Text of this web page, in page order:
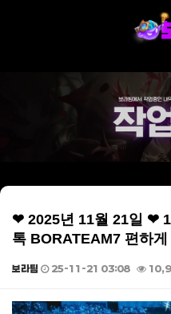
❤ 2025년 11월 21일 ❤
톡 BORATEAM7 편하
보라팀 25-11-21 03:08
본문